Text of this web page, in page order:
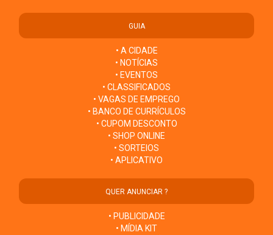
GUIA
• A CIDADE
• NOTÍCIAS
• EVENTOS
• CLASSIFICADOS
• VAGAS DE EMPREGO
• BANCO DE CURRÍCULOS
• CUPOM DESCONTO
• SHOP ONLINE
• SORTEIOS
• APLICATIVO
QUER ANUNCIAR ?
• PUBLICIDADE
• MÍDIA KIT